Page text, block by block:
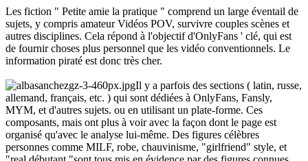
Les fiction " Petite amie la pratique " comprend un large éventail de
sujets, y compris amateur Vidéos POV, survivre couples scènes et
autres disciplines. Cela répond à l'objectif d'OnlyFans ' clé, qui est
de fournir choses plus personnel que les vidéo conventionnels. Le
information piraté est donc très cher.
Il y a parfois des sections ( latin, russe,
allemand, français, etc. ) qui sont dédiées à OnlyFans, Fansly,
MYM, et d'autres sujets. ou en utilisant un plate-forme. Ces
composants, mais ont plus à voir avec la façon dont le page est
organisé qu'avec le analyse lui-même. Des figures célèbres
personnes comme MILF, robe, chauvinisme, "girlfriend" style, et